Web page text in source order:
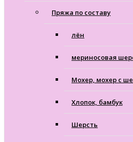
Пряжа по составу
лён
мериносовая
Мохер, мохер с
Хлопок, бамбук
Шерсть